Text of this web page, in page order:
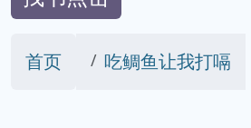
首页 吃鲷鱼让我打嗝